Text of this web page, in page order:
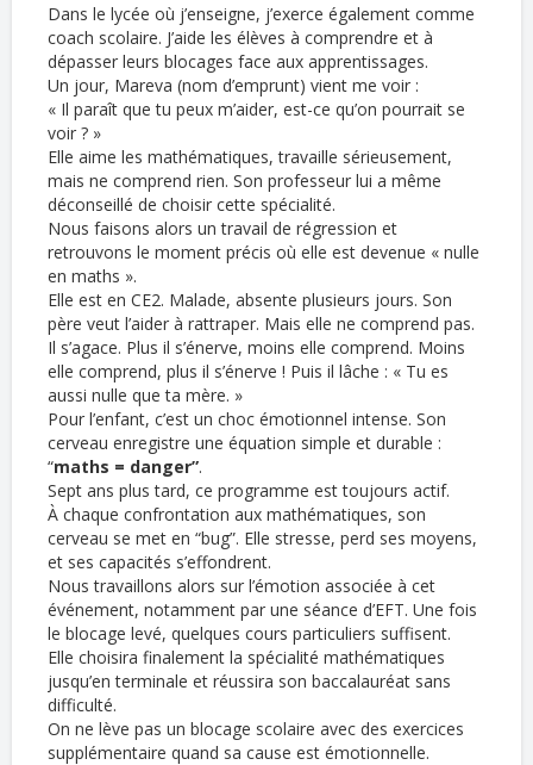
Dans le lycée où j’enseigne, j’exerce également comme
coach scolaire. J’aide les élèves à comprendre et à
dépasser leurs blocages face aux apprentissages.
Un jour, Mareva (nom d’emprunt) vient me voir :
« Il paraît que tu peux m’aider, est-ce qu’on pourrait se
voir ? »
Elle aime les mathématiques, travaille sérieusement,
mais ne comprend rien. Son professeur lui a même
déconseillé de choisir cette spécialité.
Nous faisons alors un travail de régression et
retrouvons le moment précis où elle est devenue « nulle
en maths ».
Elle est en CE2. Malade, absente plusieurs jours. Son
père veut l’aider à rattraper. Mais elle ne comprend pas.
Il s’agace. Plus il s’énerve, moins elle comprend. Moins
elle comprend, plus il s’énerve ! Puis il lâche : « Tu es
aussi nulle que ta mère. »
Pour l’enfant, c’est un choc émotionnel intense. Son
cerveau enregistre une équation simple et durable :
“maths = danger”.
Sept ans plus tard, ce programme est toujours actif.
À chaque confrontation aux mathématiques, son
cerveau se met en “bug”. Elle stresse, perd ses moyens,
et ses capacités s’effondrent.
Nous travaillons alors sur l’émotion associée à cet
événement, notamment par une séance d’EFT. Une fois
le blocage levé, quelques cours particuliers suffisent.
Elle choisira finalement la spécialité mathématiques
jusqu’en terminale et réussira son baccalauréat sans
difficulté.
On ne lève pas un blocage scolaire avec des exercices
supplémentaire quand sa cause est émotionnelle.